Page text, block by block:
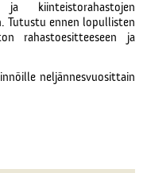
kiinteistorahastojen
Tutustu ennen lopullisten
rahastoesitteeseen ja
neljännesvuosittain